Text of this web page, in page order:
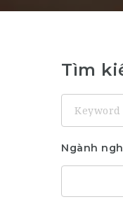
Tìm
Ngành